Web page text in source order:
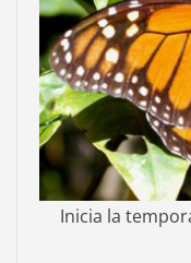
Inicia la